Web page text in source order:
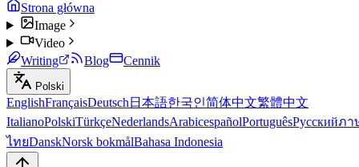
Strona główna
Image
Video
Writing
Blog Cennik
Polski
EnglishFrançaisDeutsch 日本語한국인简体中文繁體中文
ItalianoPolskiTürkçeNederlandsArabicespañolPortuguêsРусскийภา
ไทยDanskNorsk bokmålBahasa Indonesia